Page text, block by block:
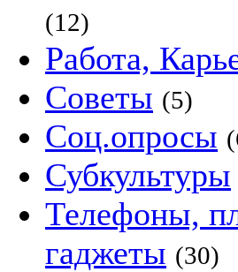
(12)
Работа,
Советы (5)
Соц.опросы
Субкультуры
Телефоны,
гаджеты (30)